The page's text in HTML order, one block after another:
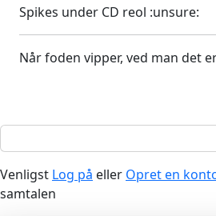
Spikes under CD reol :unsure:
Når foden vipper, ved man det
Venligst Log på eller Opret en
samtalen